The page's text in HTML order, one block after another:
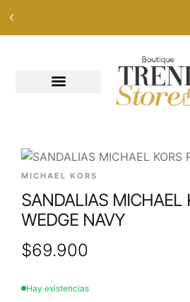
MICHAEL KORS
SANDALIAS MICHAEL
WEDGE NAVY
$69.900
Hay existencias